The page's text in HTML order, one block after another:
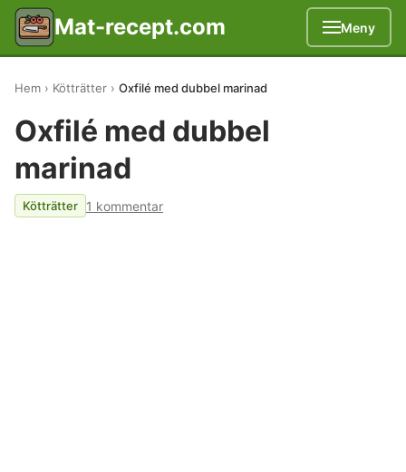
Mat-recept.com Meny
Hem Kötträtter Oxfilé med dubbel marinad
Oxfilé med dubbel
marinad
Kötträtter 1 kommentar